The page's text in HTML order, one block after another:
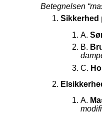
Betegnelsen “
Sikkerhed
A.
B.
C.
A.